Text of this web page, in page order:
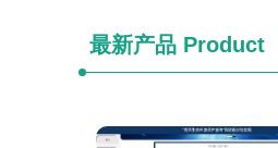
最新产品 Product